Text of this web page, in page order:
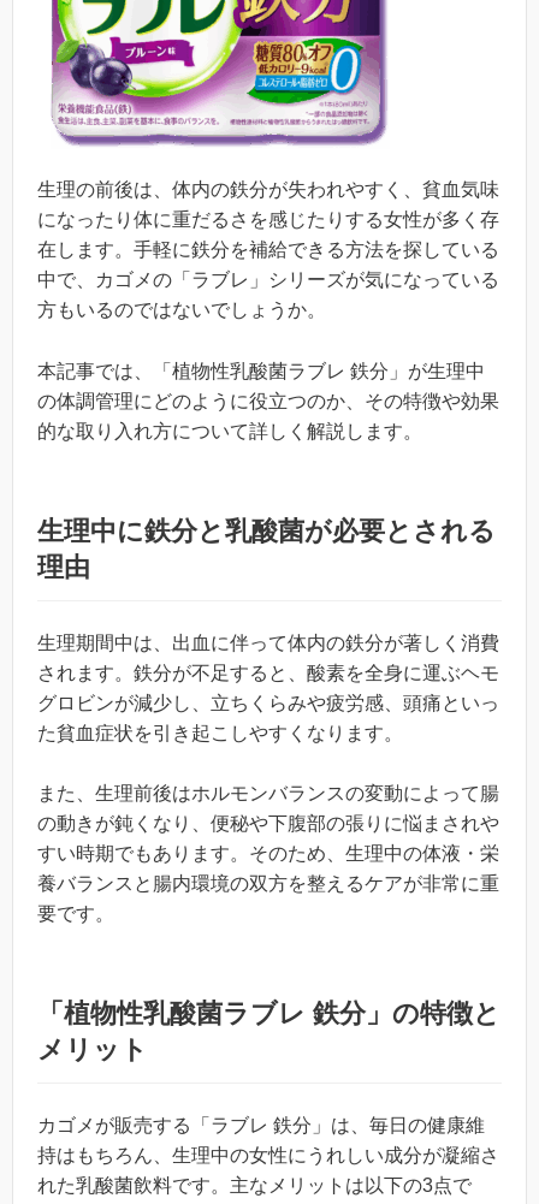
生理の前後は、体内の鉄分が失われやすく、貧血気味
になったり体に重だるさを感じたりする女性が多く存
在します。手軽に鉄分を補給できる方法を探している
中で、カゴメの「ラブレ」シリーズが気になっている
方もいるのではないでしょうか。
本記事では、「植物性乳酸菌ラブレ 鉄分」が生理中
の体調管理にどのように役立つのか、その特徴や効果
的な取り入れ方について詳しく解説します。
生理中に鉄分と乳酸菌が必要とされる
理由
生理期間中は、出血に伴って体内の鉄分が著しく消費
されます。鉄分が不足すると、酸素を全身に運ぶヘモ
グロビンが減少し、立ちくらみや疲労感、頭痛といっ
た貧血症状を引き起こしやすくなります。
また、生理前後はホルモンバランスの変動によって腸
の動きが鈍くなり、便秘や下腹部の張りに悩まされや
すい時期でもあります。そのため、生理中の体液・栄
養バランスと腸内環境の双方を整えるケアが非常に重
要です。
「植物性乳酸菌ラブレ 鉄分」の特徴と
メリット
カゴメが販売する「ラブレ 鉄分」は、毎日の健康維
持はもちろん、生理中の女性にうれしい成分が凝縮さ
れた乳酸菌飲料です。主なメリットは以下の3点で